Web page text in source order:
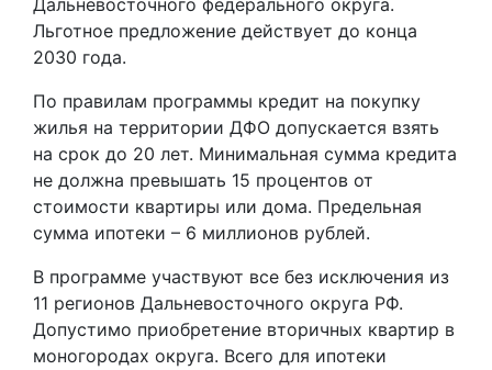
Дальневосточного федерального округа.
Льготное предложение действует до конца
2030 года.
По правилам программы кредит на покупку
жилья на территории ДФО допускается взять
на срок до 20 лет. Минимальная сумма кредита
не должна превышать 15 процентов от
стоимости квартиры или дома. Предельная
сумма ипотеки – 6 миллионов рублей.
В программе участвуют все без исключения из
11 регионов Дальневосточного округа РФ.
Допустимо приобретение вторичных квартир в
моногородах округа. Всего для ипотеки